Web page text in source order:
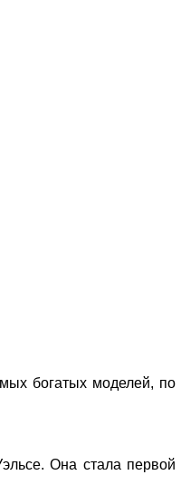
богатых моделей, по
Она стала первой